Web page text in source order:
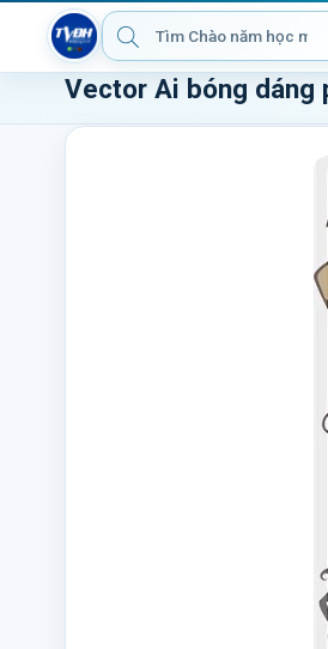
Vector Ai bóng dáng